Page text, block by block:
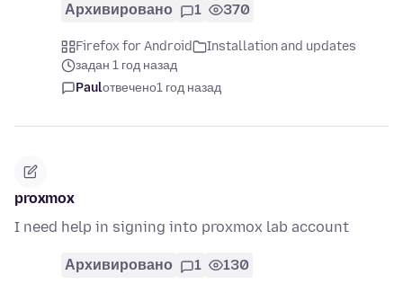
Архивировано 1 370
Firefox for Android
Installation and updates
задан 1 год назад
Paulотвечено1 год назад
proxmox
I need help in signing into proxmox lab account
Архивировано 1 130